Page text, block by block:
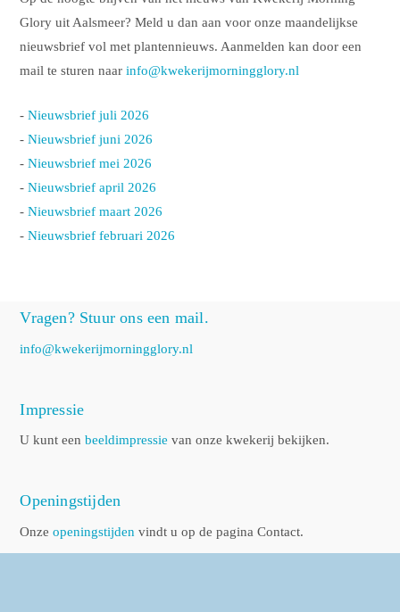
Glory uit Aalsmeer? Meld u dan aan voor onze maandelijkse
nieuwsbrief vol met plantennieuws. Aanmelden kan door een
mail te sturen naarinfo@kwekerijmorningglory.nl
-Nieuwsbrief juli 2026
-Nieuwsbrief juni 2026
-Nieuwsbrief mei 2026
-Nieuwsbrief april 2026
-Nieuwsbrief maart 2026
-Nieuwsbrief februari 2026
Vragen? Stuur ons een mail.
info@kwekerijmorningglory.nl
Impressie
U kunt eenbeeldimpressie van onze kwekerij bekijken.
Openingstijden
Onzeopeningstijden vindt u op de pagina Contact.